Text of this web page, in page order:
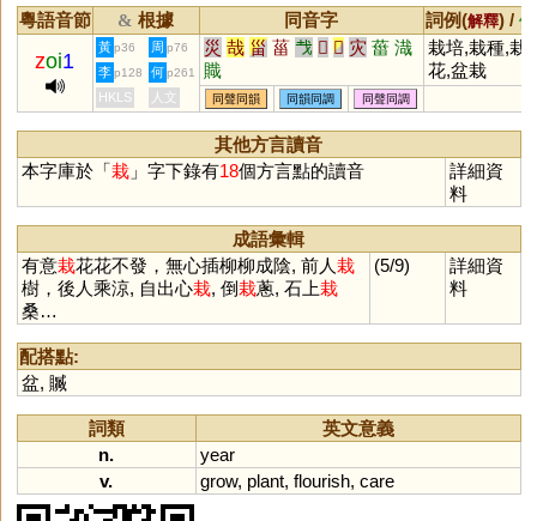
粵語音節 & 根據 同音字 詞例(解釋) /
zoi1
黃 p36 周 p76 災 哉 甾 菑 𢦏 𡿧 𢦔 灾 葘 渽
賳
栽培,栽種,栽
花,盆栽
李 p128 何 p261
HKLS 人文 同聲同韻 同韻同調 同聲同調
其他方言讀音
本字庫於「栽」字下錄有18個方言點的讀音
詳細資
料
成語彙輯
有意栽花花不發，無心插柳柳成陰, 前人栽
樹，後人乘涼, 自出心栽, 倒栽蔥, 石上栽
桑…
(5/9)
詳細資
料
配搭點:
盆, 贓
詞類
英文意義
n.
year
v.
grow, plant, flourish, care